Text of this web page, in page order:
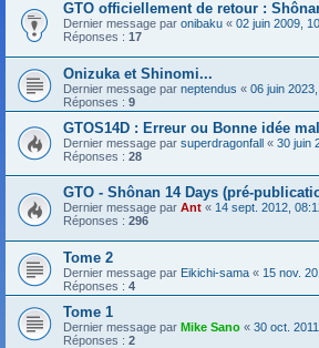
GTO officiellement de retour :
Dernier message par onibaku « 02 juin 2009,
Réponses : 17
Onizuka et Shinomi...
Dernier message par neptendus « 06 juin
Réponses : 9
GTOS14D : Erreur ou Bonne idée
Dernier message par superdragonfall « 30 juin
Réponses : 28
GTO - Shônan 14 Days (pré-
Dernier message par Ant « 14 sept. 2012,
Réponses : 296
Tome 2
Dernier message par Eikichi-sama « 15 nov.
Réponses : 4
Tome 1
Dernier message par Mike Sano « 30 oct.
Réponses : 2